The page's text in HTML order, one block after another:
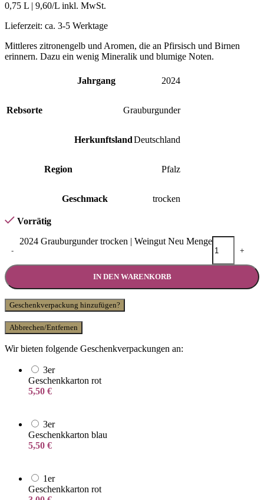
0,75 L | 9,60/L inkl. MwSt.
Lieferzeit: ca. 3-5 Werktage
Mittleres zitronengelb und Aromen, die an Pfirsisch und Birnen
erinnern. Dazu ein wenig Mineralik und blumige Noten.
Jahrgang 2024
Rebsorte Grauburgunder
HerkunftslandDeutschland
Region Pfalz
Geschmack trocken
Vorrätig
-
2024 Grauburgunder trocken | Weingut Neu Menge
+
IN DEN WARENKORB
Geschenkverpackung hinzufügen?
Abbrechen/Entfernen
Wir bieten folgende Geschenkverpackungen an:
3er
Geschenkkarton rot
5,50 €
3er
Geschenkkarton blau
5,50 €
1er
Geschenkkarton rot